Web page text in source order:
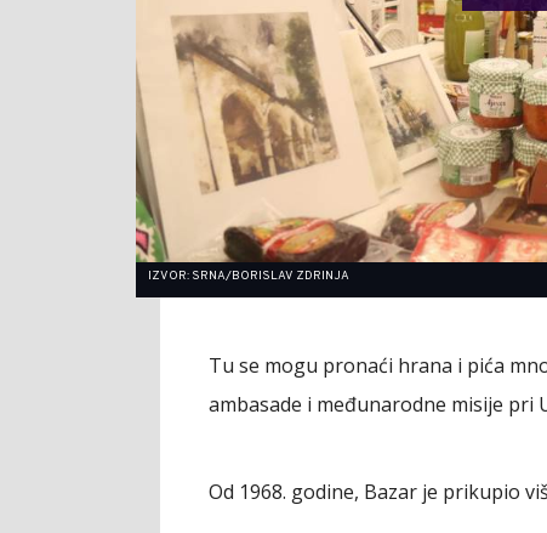
IZVOR: SRNA/BORISLAV ZDRINJA
Tu se mogu pronaći hrana i pića
ambasade i međunarodne misije pri
Od 1968. godine, Bazar je prikupio